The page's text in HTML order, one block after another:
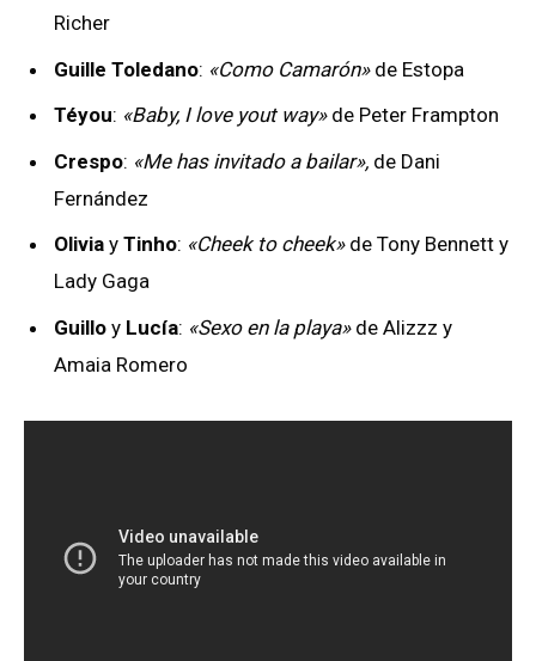
Richer
Guille Toledano: «Como Camarón»de Estopa
Téyou: «Baby, I love yout way»de Peter Frampton
Crespo: «Me has invitado a bailar», de Dani
Fernández
Olivia y Tinho: «Cheek to cheek»de Tony Bennett y
Lady Gaga
Guillo y Lucía: «Sexo en la playa»de Alizzz y
Amaia Romero